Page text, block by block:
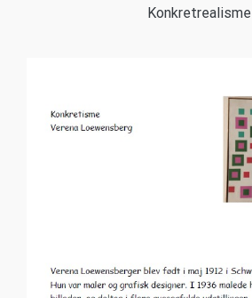
Konkretrealisme